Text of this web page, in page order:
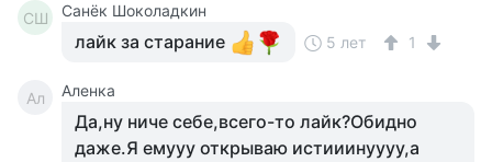
СШ Санёк Шоколадкин
лайк за старание 5 лет 1
Ал Аленка
Да,ну ниче себе,всего-то лайк?Обидно
даже.Я емууу открываю истииинуууу,а